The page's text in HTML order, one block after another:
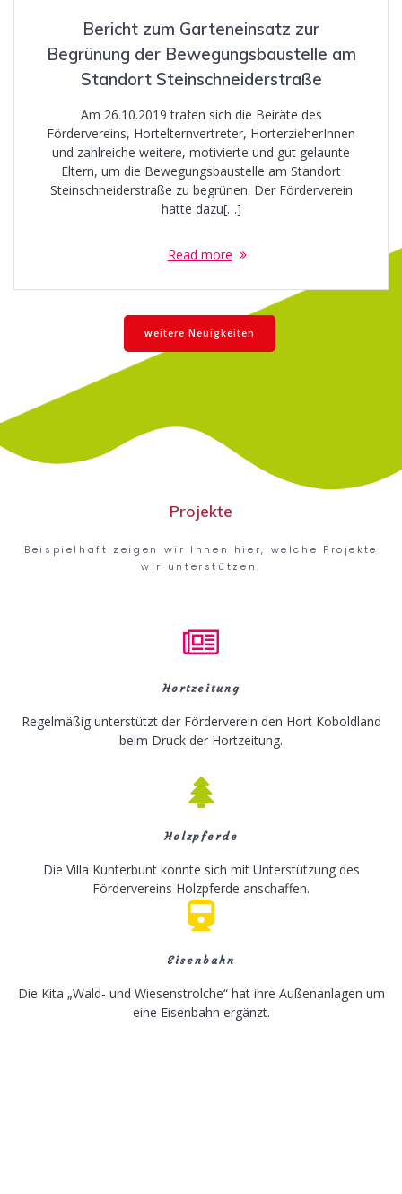
Bericht zum Garteneinsatz zur
Begrünung der Bewegungsbaustelle am
Standort Steinschneiderstraße
Am 26.10.2019 trafen sich die Beiräte des
Fördervereins, Hortelternvertreter, HorterzieherInnen
und zahlreiche weitere, motivierte und gut gelaunte
Eltern, um die Bewegungsbaustelle am Standort
Steinschneiderstraße zu begrünen. Der Förderverein
hatte dazu[…]
Read more
weitere Neuigkeiten
Projekte
Beispielhaft zeigen wir Ihnen hier, welche Projekte
wir unterstützen.
Hortzeitung
Regelmäßig unterstützt der Förderverein den Hort Koboldland
beim Druck der Hortzeitung.
Holzpferde
Die Villa Kunterbunt konnte sich mit Unterstützung des
Fördervereins Holzpferde anschaffen.
Eisenbahn
Die Kita „Wald- und Wiesenstrolche“ hat ihre Außenanlagen um
eine Eisenbahn ergänzt.